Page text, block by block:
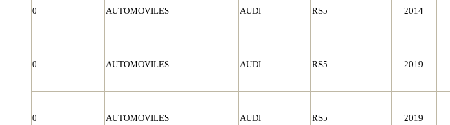
0 AUTOMOVILES AUDI RS5 2014
0 AUTOMOVILES AUDI RS5 2019
0 AUTOMOVILES AUDI RS5 2019